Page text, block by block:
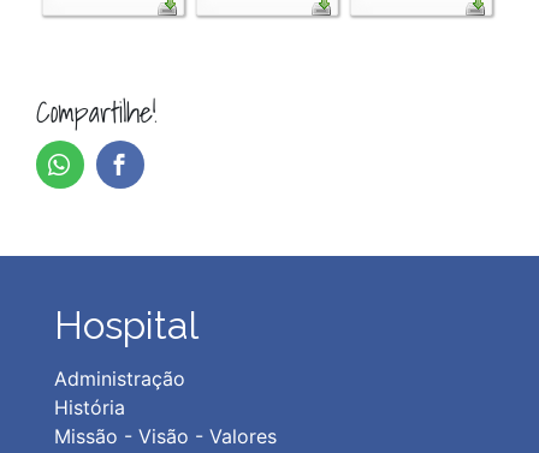
Compartilhe!
Hospital
Administração
História
Missão - Visão - Valores